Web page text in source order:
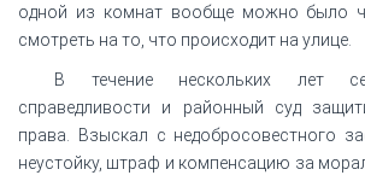
одной из комнат вообще можно было
смотреть на то, что происходит на улице.
В течение нескольких лет
справедливости и районный суд
права. Взыскал с недобросовестного
неустойку, штраф и компенсацию за